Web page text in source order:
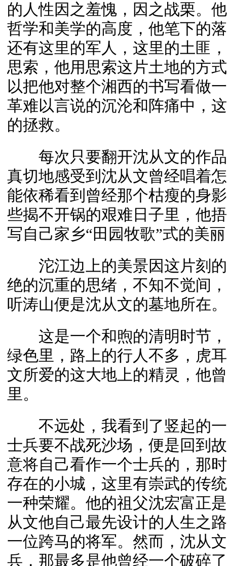
的人性因之羞愧，因之战栗。
哲学和美学的高度，他笔下的
还有这里的军人，这里的土匪
思索，他用思索这片土地的方
以把他对整个湘西的书写看做
革难以言说的沉沦和阵痛中，
的拯救。
每次只要翻开沈从文的作品
真切地感受到沈从文曾经唱着
能依稀看到曾经那个枯瘦的身
些揭不开锅的艰难日子里，他
写自己家乡“田园牧歌”式的美
沱江边上的美景因这片刻的
绝的沉重的思绪，不知不觉间
听涛山便是沈从文的墓地所在。
这是一个和煦的清明时节，
绿色里，路上的行人不多，虎
文所爱的这大地上的精灵，他
里。
不远处，我看到了竖起的一
士兵要不战死沙场，便是回到
意将自己看作一个士兵的，那
存在的小城，这里有崇武的传
一种荣耀。他的祖父沈宏富正
从文他自己最先设计的人生之
一位跨马的将军。然而，沈从
兵，那最多是他曾经一个破碎